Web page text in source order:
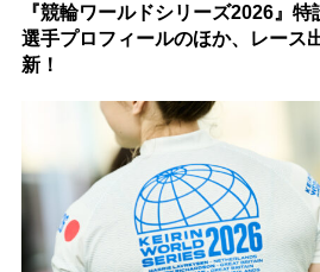
『競輪ワールドシリーズ2026』特
選手プロフィールのほか、レース
新！